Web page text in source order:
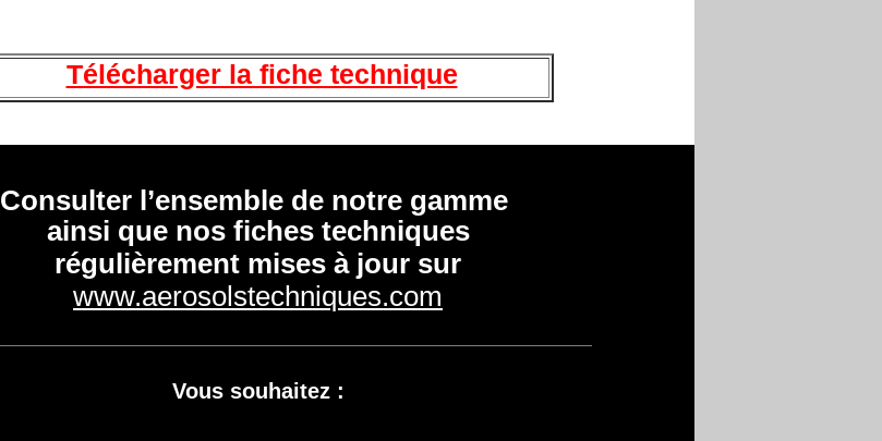
Télécharger la fiche technique
Consulter l’ensemble de notre gamme
ainsi que nos fiches techniques
régulièrement mises à jour sur
www.aerosolstechniques.com
Vous souhaitez :